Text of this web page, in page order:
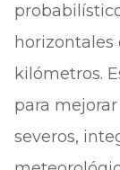
horizontales
kilómetros.
para
severos,